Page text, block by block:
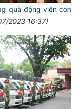
quà động viên con
2023 16:37)
LÀ: